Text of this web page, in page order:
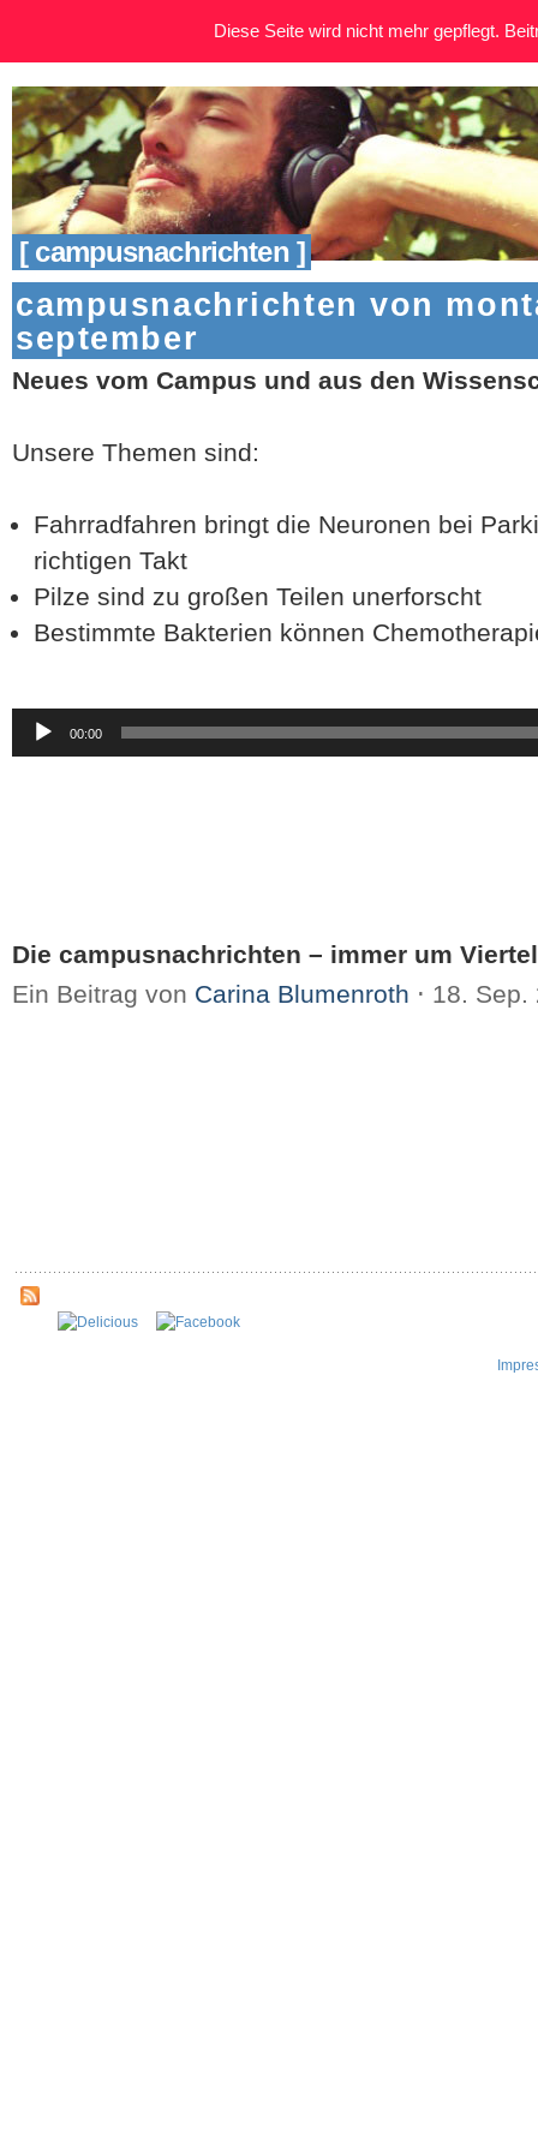
[ campusnachrichten ]
campusnachrichten von
september
Neues vom Campus und aus den
Unsere Themen sind:
Fahrradfahren bringt die Neuronen bei
richtigen Takt
Pilze sind zu großen Teilen unerforscht
Bestimmte Bakterien können
Audio-
Player
00:00
Die campusnachrichten – immer um
Ein Beitrag von Carina Blumenroth ⋅ 18.
Diese Seite wird nicht mehr gepflegt.